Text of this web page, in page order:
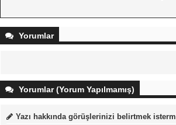
Yorumlar
Yorumlar (Yorum Yapılmamış)
Yazı hakkında görüşlerinizi belirtmek